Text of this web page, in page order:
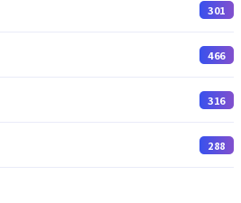
301
466
316
288